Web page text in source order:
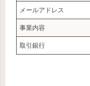
メールアドレス
事業内容
取引銀行